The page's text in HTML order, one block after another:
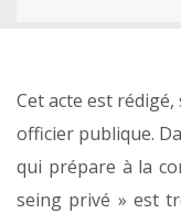
Cet acte est rédigé,
officier publique.
qui prépare à la
seing privé » est